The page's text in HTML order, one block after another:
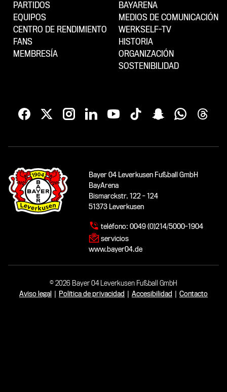
PARTIDOS
EQUIPOS
CENTRO DE RENDIMIENTO
FANS
MEMBRESÍA
BAYARENA
MEDIOS DE COMUNICACIÓN
WERKSELF-TV
HISTORIA
ORGANIZACIÓN
SOSTENIBILIDAD
Bayer 04 Leverkusen Fußball GmbH
BayArena
Bismarckstr. 122 - 124
51373 Leverkusen
teléfono: 0049 (0)214/5000-1904
servicios
www.bayer04.de
© 2026 Bayer 04 Leverkusen Fußball GmbH
Aviso legal
Política de privacidad Accesibilidad Contacto